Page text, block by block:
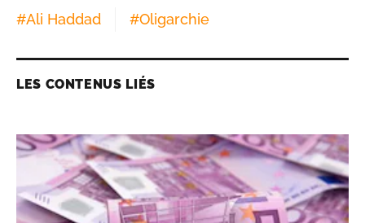
#Ali Haddad #Oligarchie
LES CONTENUS LIÉS